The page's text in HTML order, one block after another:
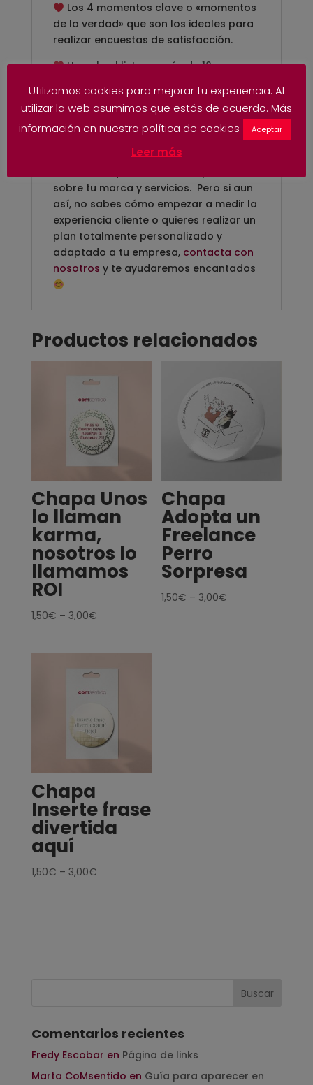
Los 4 momentos clave o «momentos
de la verdad» que son los ideales para
realizar encuestas de satisfacción.
Una checklist con más de 10
propia encuesta
En esta guía tendrás la información
básica para poder realizar tu primera
encuesta de satisfacción y empezar a
sobre tu marca y servicios. Pero si aun
así, no sabes cómo empezar a medir la
experiencia cliente o quieres realizar un
plan totalmente personalizado y
adaptado a tu empresa, contacta con
nosotros y te ayudaremos encantados
Productos relacionados
Chapa Unos
lo llaman
karma,
nosotros lo
llamamos
ROI
1,50€ – 3,00€
Chapa
Adopta un
Freelance
Perro
Sorpresa
1,50€ –3,00€
Chapa
Inserte frase
divertida
aquí
1,50€ – 3,00€
Comentarios recientes
Fredy Escobar en Página de links
Marta CoMsentido en Guía para aparecer en
Utilizamos cookies para mejorar tu experiencia. Al
utilizar la web asumimos que estás de acuerdo. Más
información en nuestra política de cookies
Aceptar
Leer más